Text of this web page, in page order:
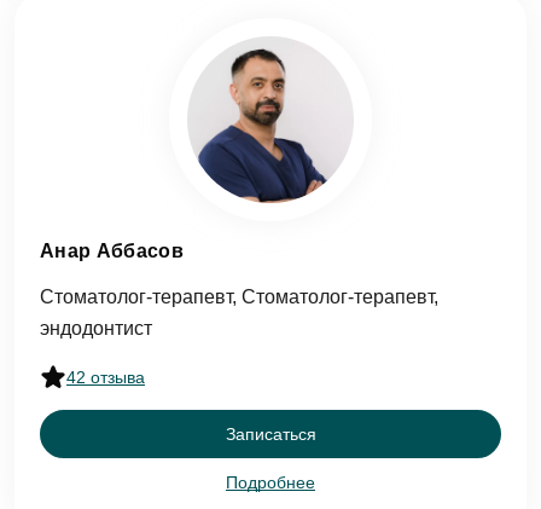
Анар Аббасов
Стоматолог-терапевт, Стоматолог-терапевт,
эндодонтист
42 отзыва
Записаться
Подробнее